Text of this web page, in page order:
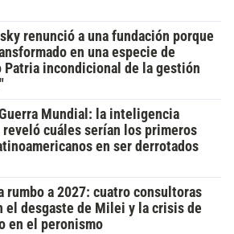
renunció a una fundación porque
en una especie de
Patria incondicional de la gestión
Mundial: la inteligencia
cuáles serían los primeros
en ser derrotados
rumbo a 2027: cuatro consultoras
el desgaste de Milei y la crisis de
en el peronismo